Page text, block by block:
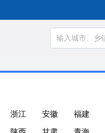
浙江 安徽 福建